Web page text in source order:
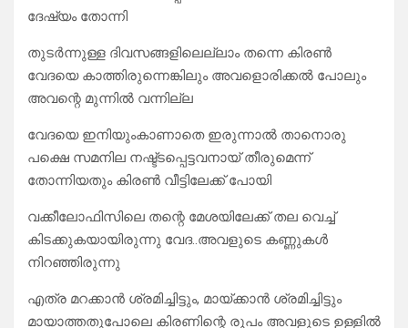
ദേഷ്യം തോന്നി
തുടർന്നുള്ള ദിവസങ്ങളിലെല്ലാം തന്നെ കിരൺ
വേദയെ കാത്തിരുന്നെങ്കിലും അവളൊരിക്കൽ പോലും
അവന്റെ മുന്നിൽ വന്നില്ല
വേദയെ ഇനിയുംകാണാതെ ഇരുന്നാൽ താനൊരു
പക്ഷെ സമനില നഷ്ട്ടപ്പെട്ടവനായ് തീരുമെന്ന്
തോന്നിയതും കിരൺ വീട്ടിലേക്ക് പോയി
വക്കീലോഫിസിലെ തന്റെ മേശയിലേക്ക് തല വെച്ച്
കിടക്കുകയായിരുന്നു വേദ..അവളുടെ കണ്ണുകൾ
നിറഞ്ഞിരുന്നു
എത്ര മറക്കാൻ ശ്രമിച്ചിട്ടും, മായ്ക്കാൻ ശ്രമിച്ചിട്ടും
മായാത്തതുപോലെ കിരണിന്റെ രൂപം അവളുടെ ഉള്ളിൽ